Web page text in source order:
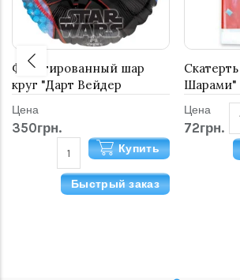
Фольгированный шар
круг "Дарт Вейдер
Цена
350грн.
Купить
Быстрый заказ
Шарами"
Цена
72грн.